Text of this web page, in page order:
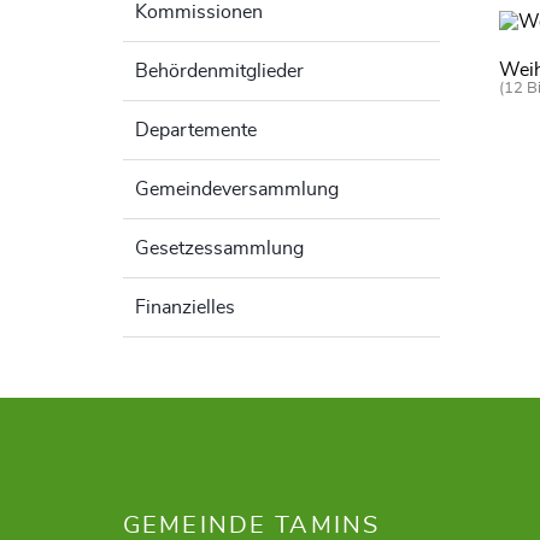
Kommissionen
Behördenmitglieder
Departemente
Gemeindeversammlung
Gesetzessammlung
Finanzielles
(12
Fusszeile
GEMEINDE TAMINS